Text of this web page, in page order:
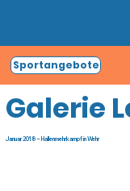
Sportangebote
Galerie
Januar 2018 – Hallenmehrkampf in Wehr